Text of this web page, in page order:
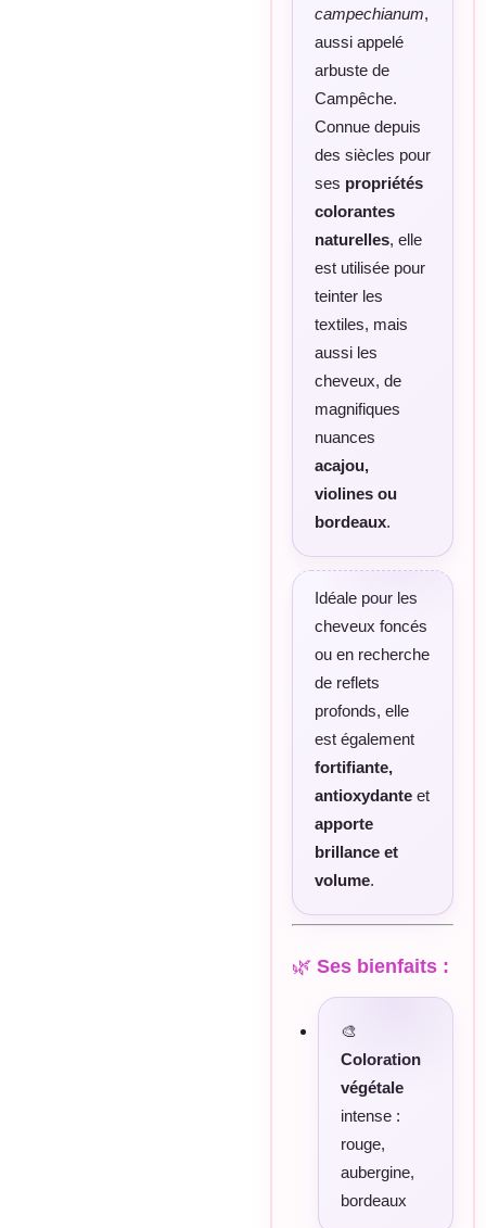
campechianum,
aussi appelé
arbuste de
Campêche.
Connue depuis
des siècles pour
ses propriétés
colorantes
naturelles, elle
est utilisée pour
teinter les
textiles, mais
aussi les
cheveux, de
magnifiques
nuances
acajou,
violines ou
bordeaux.
Idéale pour les
cheveux foncés
ou en recherche
de reflets
profonds, elle
est également
fortifiante,
antioxydante et
apporte
brillance et
volume.
🌿 Ses bienfaits :
🎨
Coloration
végétale
intense :
rouge,
aubergine,
bordeaux